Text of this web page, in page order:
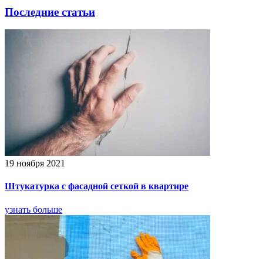
Последние статьи
19 ноября 2021
Штукатурка с фасадной сеткой в квартире
узнать больше